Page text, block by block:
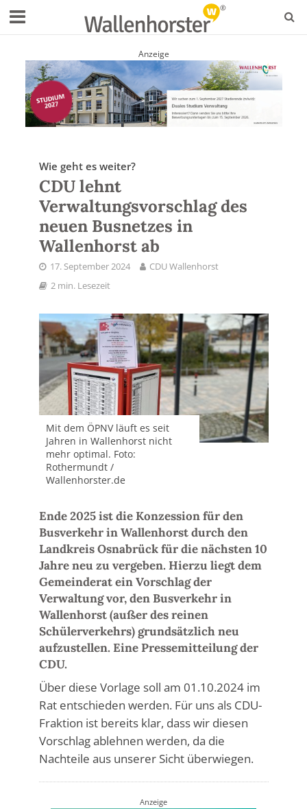
Anzeige
Wie geht es weiter?
CDU lehnt
Verwaltungsvorschlag des
neuen Busnetzes in
Wallenhorst ab
17. September 2024
CDU Wallenhorst
2 min. Lesezeit
Mit dem ÖPNV läuft es seit
Jahren in Wallenhorst nicht
mehr optimal. Foto:
Rothermundt /
Wallenhorster.de
Ende 2025 ist die Konzession für den
Busverkehr in Wallenhorst durch den
Landkreis Osnabrück für die nächsten 10
Jahre neu zu vergeben. Hierzu liegt dem
Gemeinderat ein Vorschlag der
Verwaltung vor, den Busverkehr in
Wallenhorst (außer des reinen
Schülerverkehrs) grundsätzlich neu
aufzustellen. Eine Pressemitteilung der
CDU.
Über diese Vorlage soll am 01.10.2024 im
Rat entschieden werden. Für uns als CDU-
Fraktion ist bereits klar, dass wir diesen
Vorschlag ablehnen werden, da die
Nachteile aus unserer Sicht überwiegen.
Anzeige